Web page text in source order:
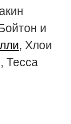
и
, Хлои
Тесса